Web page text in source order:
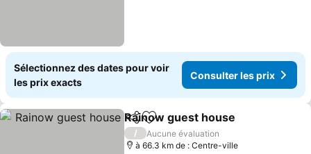
Sélectionnez des dates pour voir
les prix exacts
Consulter les prix
PartagerAjouter à mes favoris
Rainow guest house
/
Aucune évaluation
à 66.3 km de : Centre-ville